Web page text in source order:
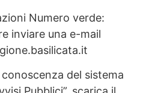
Numero verde:
inviare una e-mail
del sistema